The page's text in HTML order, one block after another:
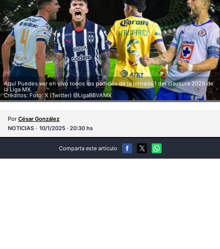
Aquí Puedes ver en vivo todos los partidos de la jornada 1 del clausura 2025 de
la Liga MX.
Créditos: Foto: X (Twitter) @LigaBBVAMX
Por César González
NOTICIAS
10/1/2025 · 20:30 hs
Comparta este artículo